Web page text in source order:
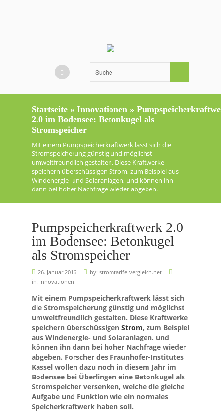
Startseite » Innovationen »
2.0 im Bodensee: Betonkugel als
Stromspeicher
Mit einem Pumpspeicherkraftwerk lässt sich die
Stromspeicherung günstig und möglichst
umweltfreundlich gestalten. Diese Kraftwerke
speichern überschüssigen Strom, zum Beispiel aus
Windenergie- und Solaranlagen, und können ihn
dann bei hoher Nachfrage wieder abgeben.
Pumpspeicherkraftwerk 2.0
im Bodensee: Betonkugel
als Stromspeicher
26. Januar 2016 by: stromtarife-vergleich.net
in: Innovationen
Mit einem Pumpspeicherkraftwerk lässt sich
die Stromspeicherung günstig und möglichst
umweltfreundlich gestalten. Diese Kraftwerke
speichern überschüssigen Strom, zum Beispiel
aus Windenergie- und Solaranlagen, und
können ihn dann bei hoher Nachfrage wieder
abgeben. Forscher des Fraunhofer-Institutes
Kassel wollen dazu noch in diesem Jahr im
Bodensee bei Überlingen eine Betonkugel als
Stromspeicher versenken, welche die gleiche
Aufgabe und Funktion wie ein normales
Speicherkraftwerk haben soll.